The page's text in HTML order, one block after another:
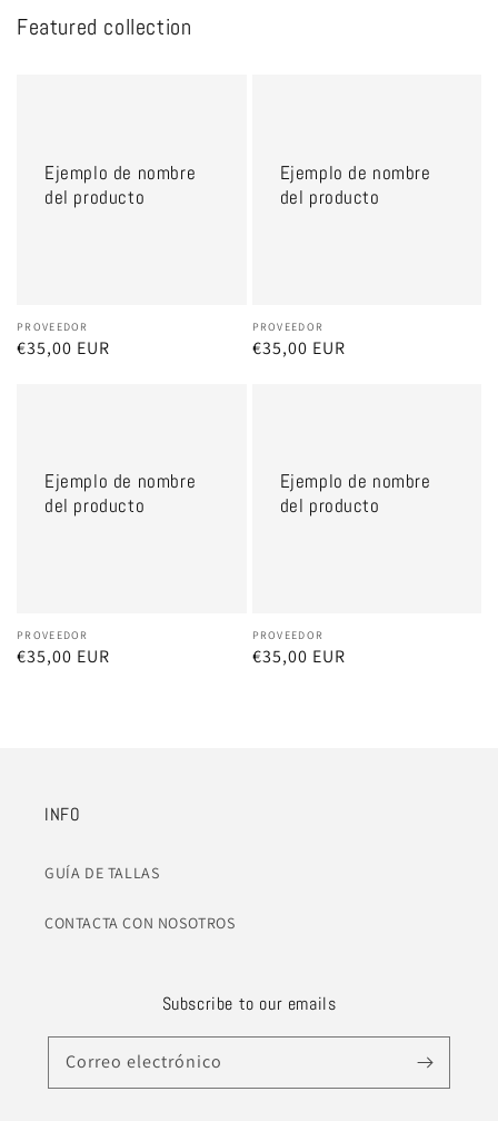
Featured collection
producto
Proveedor:
PROVEEDOR
Precio
€35,00 EUR
Ejemplo de nombre
del producto
producto
Proveedor:
PROVEEDOR
Precio
€35,00 EUR
Ejemplo de nombre
del producto
producto
Proveedor:
PROVEEDOR
Precio
€35,00 EUR
Ejemplo de nombre
del producto
producto
Proveedor:
PROVEEDOR
Precio
€35,00 EUR
Ejemplo de nombre
del producto
INFO
GUÍA DE TALLAS
CONTACTA CON NOSOTROS
Subscribe to our emails
Correo electrónico